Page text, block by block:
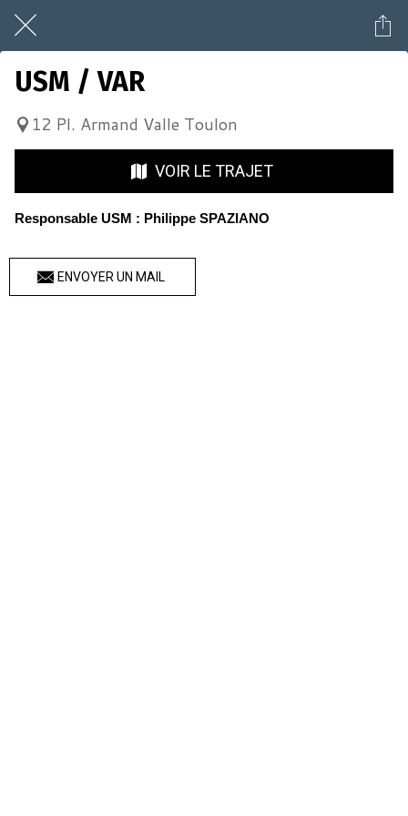
USM / VAR
12 Pl. Armand Valle Toulon
VOIR LE TRAJET
Responsable USM : Philippe SPAZIANO
ENVOYER UN MAIL